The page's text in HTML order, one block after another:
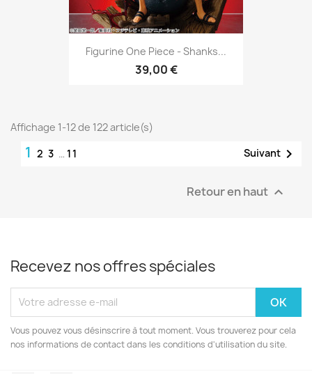
Figurine One Piece - Shanks...
39,00 €
Affichage 1-12 de 122 article(s)
1 2 3 … 11 Suivant 
Retour en haut 
Recevez nos offres spéciales
Vous pouvez vous désinscrire à tout moment. Vous trouverez pour cela
nos informations de contact dans les conditions d'utilisation du site.